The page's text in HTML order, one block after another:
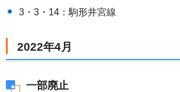
3・3・14：駒形井宮線
2022年4月
一部廃止